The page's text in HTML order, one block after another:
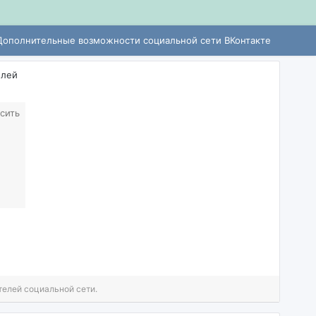
возможности социальной сети ВКонтакте
социальной сети.